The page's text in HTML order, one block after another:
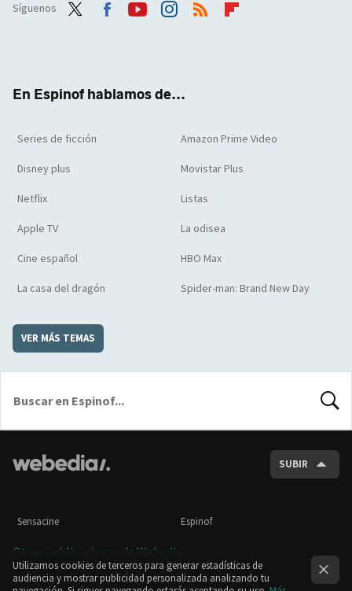
Síguenos
En Espinof hablamos de...
Series de ficción Amazon Prime Video
Disney plus Movistar Plus
Netflix Listas
Apple TV La odisea
Cine español HBO Max
La casa del dragón Spider-man: Brand New Day
VER MÁS TEMAS
SUBIR
Sensacine Espinof
Otras publicaciones de Webedia
Utilizamos cookies de terceros para generar estadísticas de
audiencia y mostrar publicidad personalizada analizando tu